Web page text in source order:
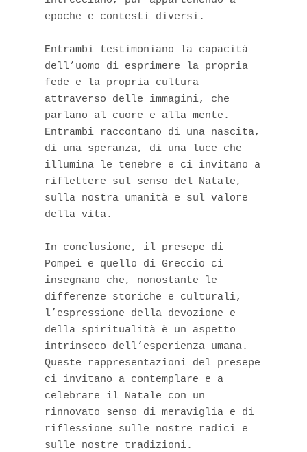
epoche e contesti diversi.
Entrambi testimoniano la capacità
dell’uomo di esprimere la propria
fede e la propria cultura
attraverso delle immagini, che
parlano al cuore e alla mente.
Entrambi raccontano di una nascita,
di una speranza, di una luce che
illumina le tenebre e ci invitano a
riflettere sul senso del Natale,
sulla nostra umanità e sul valore
della vita.
In conclusione, il presepe di
Pompei e quello di Greccio ci
insegnano che, nonostante le
differenze storiche e culturali,
l’espressione della devozione e
della spiritualità è un aspetto
intrinseco dell’esperienza umana.
Queste rappresentazioni del presepe
ci invitano a contemplare e a
celebrare il Natale con un
rinnovato senso di meraviglia e di
riflessione sulle nostre radici e
sulle nostre tradizioni.